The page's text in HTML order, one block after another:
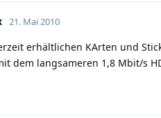
21. Mai 2010
erhältlichen KArten und
dem langsameren 1,8 Mbit/s